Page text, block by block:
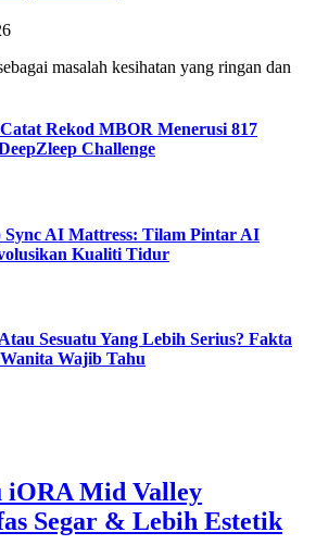
masalah kesihatan yang ringan dan
Rekod MBOR Menerusi 817
Challenge
AI Mattress: Tilam Pintar AI
Kualiti Tidur
Sesuatu Yang Lebih Serius? Fakta
Wajib Tahu
iORA Mid Valley
Segar & Lebih Estetik